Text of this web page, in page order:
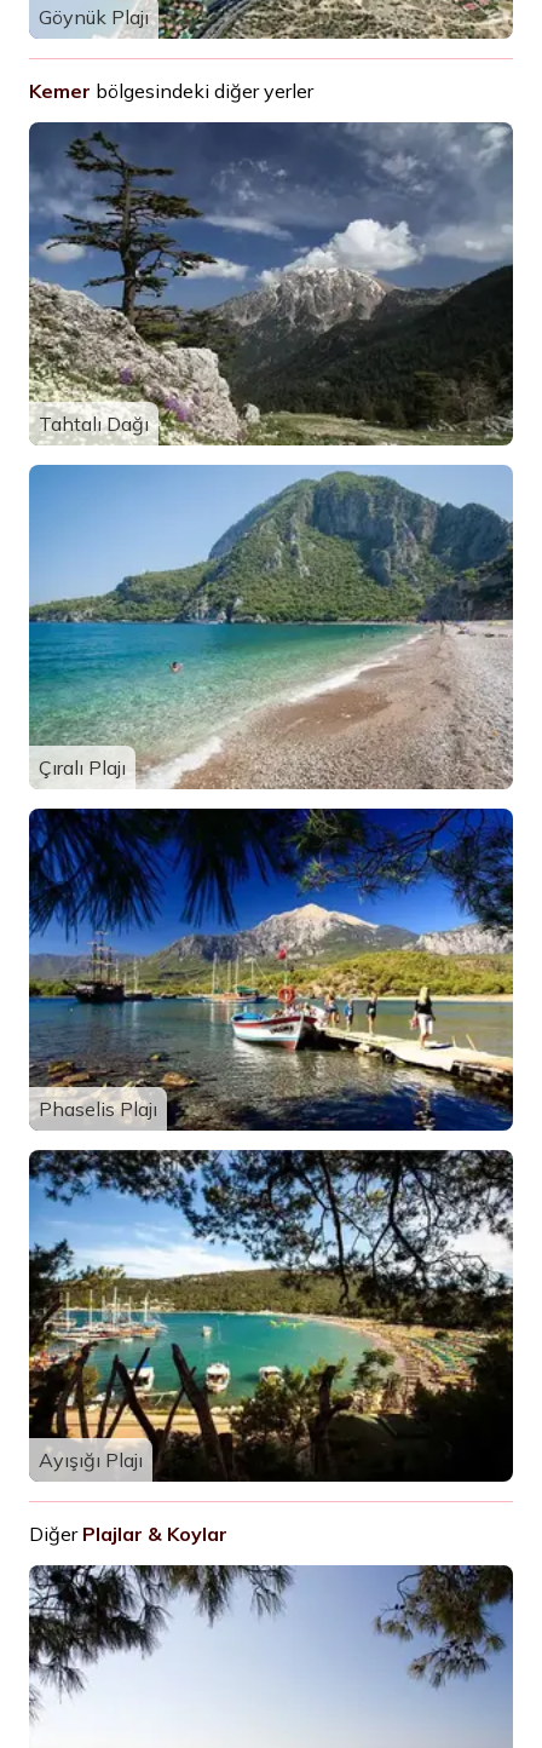
Göynük Plajı
Kemer bölgesindeki diğer yerler
Tahtalı Dağı
Çıralı Plajı
Phaselis Plajı
Ayışığı Plajı
Diğer Plajlar & Koylar